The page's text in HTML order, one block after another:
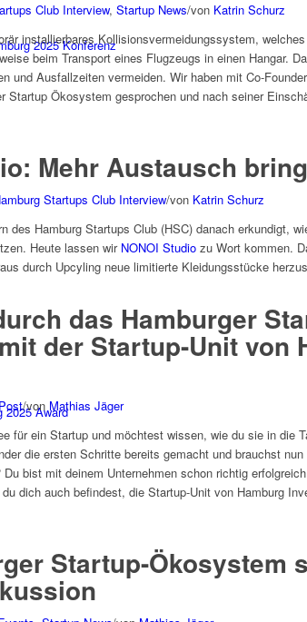
2025 Konferenz
2025 Award
Club Interview, Startup News/von Katrin Schurz
installierbares Kollisionsvermeidungssystem,
beim Transport eines Flugzeugs in einen Hangar.
und Ausfallzeiten vermeiden. Wir haben mit Co-
Startup Ökosystem gesprochen und nach seiner
Mehr Austausch
Startups Club Interview/von Katrin Schurz
des Hamburg Startups Club (HSC) danach erkundigt,
Heute lassen wir NONOI Studio zu Wort kommen.
durch Upcyling neue limitierte Kleidungsstücke
das Hamburger
der Startup-Unit von
/von Mathias Jäger
für ein Startup und möchtest wissen, wie du sie in die
die ersten Schritte bereits gemacht und brauchst
bist mit deinem Unternehmen schon richtig
dich auch befindest, die Startup-Unit von Hamburg
Startup-Ökosystem